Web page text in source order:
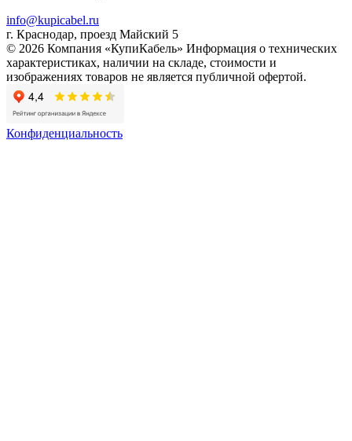
info@kupicabel.ru
г. Краснодар, проезд Майский 5
© 2026 Компания «КупиКабель» Информация о технических
характеристиках, наличии на складе, стоимости и
изображениях товаров не является публичной офертой.
Конфиденциальность